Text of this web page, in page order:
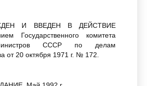
И ВВЕДЕН В ДЕЙСТВИЕ
Государственного комитета
СССР по делам
от 20 октября 1971 г. № 172.